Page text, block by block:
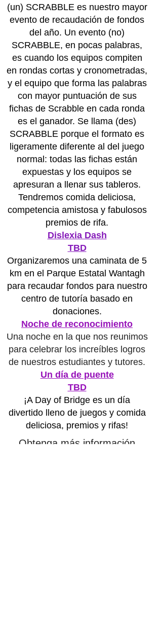
(un) SCRABBLE es nuestro mayor
evento de recaudación de fondos
del año. Un evento (no)
SCRABBLE, en pocas palabras,
es cuando los equipos compiten
en rondas cortas y cronometradas,
y el equipo que forma las palabras
con mayor puntuación de sus
fichas de Scrabble en cada ronda
es el ganador. Se llama (des)
SCRABBLE porque el formato es
ligeramente diferente al del juego
normal: todas las fichas están
expuestas y los equipos se
apresuran a llenar sus tableros.
Tendremos comida deliciosa,
competencia amistosa y fabulosos
premios de rifa.
Dislexia Dash
TBD
Organizaremos una caminata de 5
km en el Parque Estatal Wantagh
para recaudar fondos para nuestro
centro de tutoría basado en
donaciones.
Noche de reconocimiento
Una noche en la que nos reunimos
para celebrar los increíbles logros
de nuestros estudiantes y tutores.
Un día de puente
TBD
¡A Day of Bridge es un día
divertido lleno de juegos y comida
deliciosa, premios y rifas!
Obtenga más información